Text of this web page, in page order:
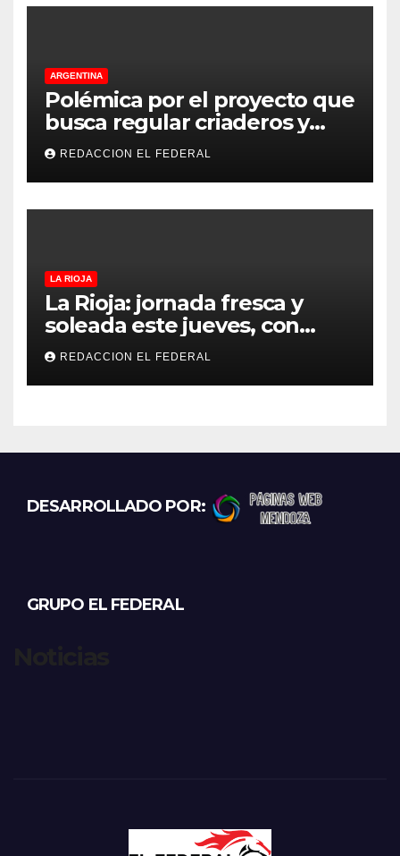
ARGENTINA
Polémica por el proyecto que
busca regular criaderos y
refugios de perros y gatos:
denuncian excesos, mientras
proteccionistas reclaman
controles más duros
REDACCION EL FEDERAL
LA RIOJA
La Rioja: jornada fresca y
soleada este jueves, con
temperaturas estables para
el viernes
REDACCION EL FEDERAL
DESARROLLADO POR:
GRUPO EL FEDERAL